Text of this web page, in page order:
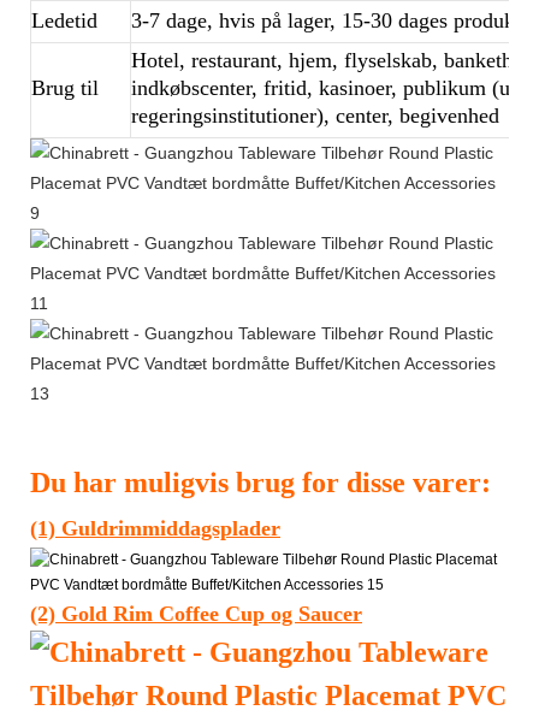
Ledetid
3-7 dage, hvis på lager, 15-30 dages
Brug til
Hotel, restaurant, hjem, flyselskab,
indkøbscenter, fritid, kasinoer, publikum
regeringsinstitutioner), center, begivenhed
Du har muligvis brug for disse varer:
(1) Guldrimmiddagsplader
(2) Gold Rim Coffee Cup og Saucer